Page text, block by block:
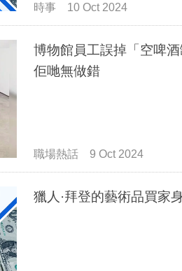
時事 10 Oct 2024
博物館員工誤掉「空啤酒罐」藝術
佢哋無做錯
職場熱話 9 Oct 2024
獵人·拜登的藝術品買家